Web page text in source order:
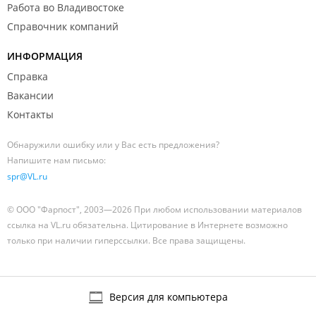
Работа во Владивостоке
Справочник компаний
ИНФОРМАЦИЯ
Справка
Вакансии
Контакты
Обнаружили ошибку или у Вас есть предложения?
Напишите нам письмо:
spr@VL.ru
© ООО "Фарпост", 2003—2026 При любом использовании материалов
ссылка на VL.ru обязательна. Цитирование в Интернете возможно
только при наличии гиперссылки. Все права защищены.
Версия для компьютера